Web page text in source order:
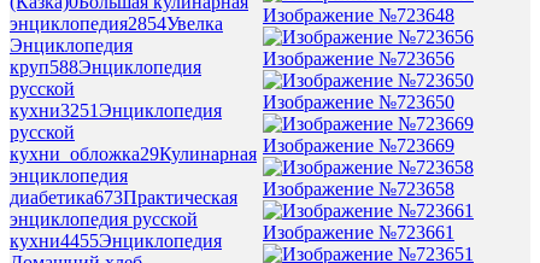
энциклопедия2854Увелка
Энциклопедия
круп588Энциклопедия
русской
кухни3251 Энциклопедия
русской
кухни_обложка29Кулинарная
энциклопедия
диабетика673Практическая
энциклопедия русской
кухни4455Энциклопедия
Изображение №723648
Изображение №723656
Изображение №723650
Изображение №723669
Изображение №723658
Изображение №723661